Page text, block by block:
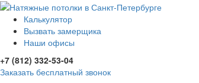
Калькулятор
Вызвать замерщика
Наши офисы
+7 (812) 332-53-04
Заказать бесплатный звонок